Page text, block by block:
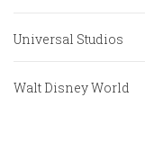
Universal Studios
Walt Disney World